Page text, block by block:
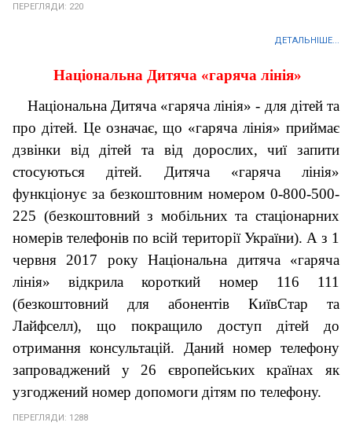
ПЕРЕГЛЯДИ: 220
ДЕТАЛЬНІШЕ...
Національна Дитяча «гаряча лінія»
Національна Дитяча «гаряча лінія» - для дітей та
про дітей. Це означає, що «гаряча лінія» приймає
дзвінки від дітей та від дорослих, чиї запити
стосуються дітей. Дитяча «гаряча лінія»
функціонує за безкоштовним номером 0-800-500-
225 (безкоштовний з мобільних та стаціонарних
номерів телефонів по всій території України). А з 1
червня 2017 року Національна дитяча «гаряча
лінія» відкрила короткий номер 116 111
(безкоштовний для абонентів КиївСтар та
Лайфселл), що покращило доступ дітей до
отримання консультацій. Даний номер телефону
запроваджений у 26 європейських країнах як
узгоджений номер допомоги дітям по телефону.
ПЕРЕГЛЯДИ: 1288